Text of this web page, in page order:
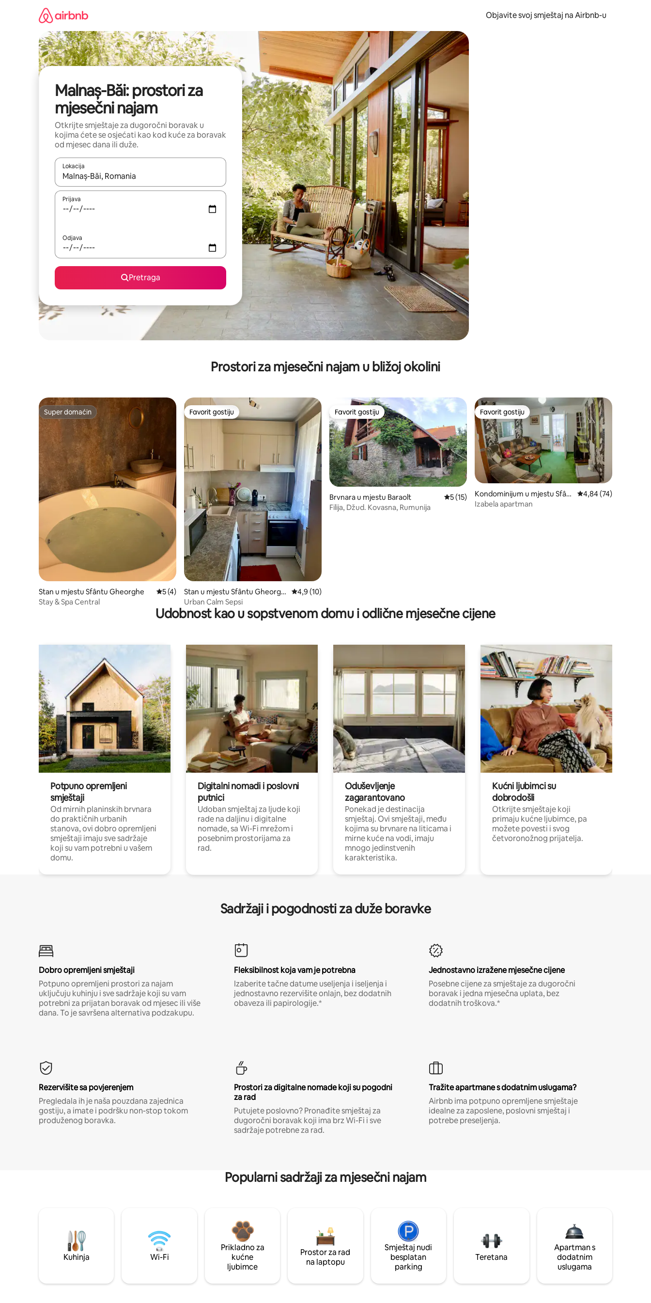
Objavite svoj smještaj na Airbnb-u
Malnaș-Băi: prostori za
mjesečni najam
Otkrijte smještaje za dugoročni boravak u
kojima ćete se osjećati kao kod kuće za boravak
od mjesec dana ili duže.
Lokacija
Kad su rezultati dostupni, možete da se krećete kroz njih pomoću strelica nagore i nadolje, kao i da ih istražujte dodirom ili prevlačenjem.
Prijava
Odjava
Pretraga
Prostori za mjesečni najam u bližoj okolini
Super domaćin
Super domaćin
Stan u mjestu Sfântu Gheorghe prosječna ocjena 5 od 5, recenzija: 4
5 (4)
Stay & Spa Central
Favorit gostiju
Favorit gostiju
Stan u mjestu Sfântu Gheorgh
e
prosječna ocjena 4,9 od 5, recenzija: 10
4,9 (10)
Urban Calm Sepsi
Favorit gostiju
Favorit gostiju
Brvnara u mjestu Baraolt prosječna ocjena 5 od 5, recenzija: 15
5 (15)
Filija, Džud. Kovasna, Rumunija
Favorit gostiju
Favorit gostiju
Kondominijum u mjestu Sfânt
u Gheorghe
prosječna ocjena
4,84 (74)
Izabela apartman
Udobnost kao u sopstvenom domu i odlične mjesečne cijene
Potpuno opremljeni
smještaji
Od mirnih planinskih brvnara
do praktičnih urbanih
stanova, ovi dobro opremljeni
smještaji imaju sve sadržaje
koji su vam potrebni u vašem
domu.
Digitalni nomadi i poslovni
putnici
Udoban smještaj za ljude koji
rade na daljinu i digitalne
nomade, sa Wi-Fi mrežom i
posebnim prostorijama za
rad.
Oduševljenje
zagarantovano
Ponekad je destinacija
smještaj. Ovi smještaji, među
kojima su brvnare na liticama i
mirne kuće na vodi, imaju
mnogo jedinstvenih
karakteristika.
Kućni ljubimci su
dobrodošli
Otkrijte smještaje koji
primaju kućne ljubimce, pa
možete povesti i svog
četvoronožnog prijatelja.
Sadržaji i pogodnosti za duže boravke
Dobro opremljeni smještaji
Potpuno opremljeni prostori za najam
uključuju kuhinju i sve sadržaje koji su vam
potrebni za prijatan boravak od mjesec ili više
dana. To je savršena alternativa podzakupu.
Fleksibilnost koja vam je potrebna
Izaberite tačne datume useljenja i iseljenja i
jednostavno rezervišite onlajn, bez dodatnih
obaveza ili papirologije.*
Jednostavno izražene mjesečne cijene
Posebne cijene za smještaje za dugoročni
boravak i jedna mjesečna uplata, bez
dodatnih troškova.*
Rezervišite sa povjerenjem
Pregledala ih je naša pouzdana zajednica
gostiju, a imate i podršku non-stop tokom
produženog boravka.
Prostori za digitalne nomade koji su pogodni
za rad
Putujete poslovno? Pronađite smještaj za
dugoročni boravak koji ima brz Wi-Fi i sve
sadržaje potrebne za rad.
Tražite apartmane s dodatnim uslugama?
Airbnb ima potpuno opremljene smještaje
idealne za zaposlene, poslovni smještaj i
potrebe preseljenja.
Popularni sadržaji za mjesečni najam
Kuhinja Wi-Fi
Prikladno za
kućne
ljubimce
Prostor za rad
na laptopu
Smještaj nudi
besplatan
parking
Teretana
Apartman s
dodatnim
uslugama